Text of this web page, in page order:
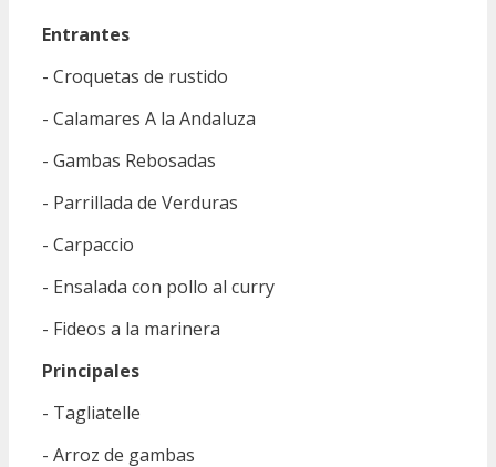
Entrantes
- Croquetas de rustido
- Calamares A la Andaluza
- Gambas Rebosadas
- Parrillada de Verduras
- Carpaccio
- Ensalada con pollo al curry
- Fideos a la marinera
Principales
- Tagliatelle
- Arroz de gambas